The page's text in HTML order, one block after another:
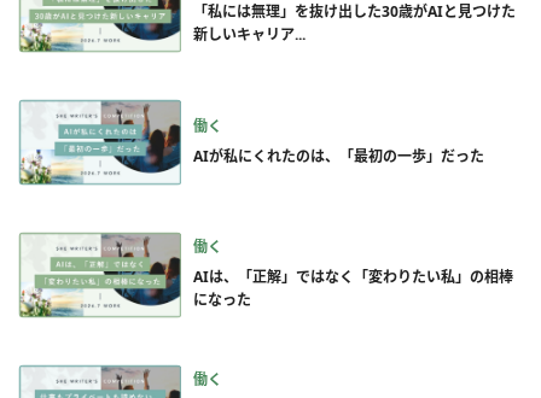
「私には無理」を抜け出した30歳がAIと見つけた
新しいキャリア...
働く
AIが私にくれたのは、「最初の一歩」だった
働く
AIは、「正解」ではなく「変わりたい私」の相棒
になった
働く